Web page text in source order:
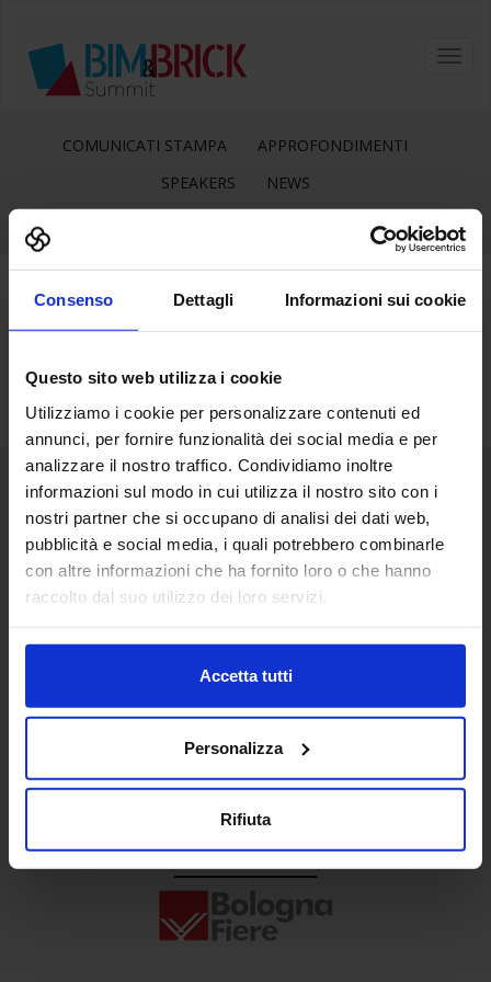
Consenso Dettagli Informazioni sui cookie
Questo sito web utilizza i cookie
Utilizziamo i cookie per personalizzare contenuti ed
annunci, per fornire funzionalità dei social media e per
analizzare il nostro traffico. Condividiamo inoltre
informazioni sul modo in cui utilizza il nostro sito con i
nostri partner che si occupano di analisi dei dati web,
pubblicità e social media, i quali potrebbero combinarle
con altre informazioni che ha fornito loro o che hanno
raccolto dal suo utilizzo dei loro servizi.
Accetta tutti
Personalizza
Rifiuta
COMUNICATI STAMPA
APPROFONDIMENTI
SPEAKERS
NEWS
Senaf srl
+ 39 02.332039460
Progetto e direzione